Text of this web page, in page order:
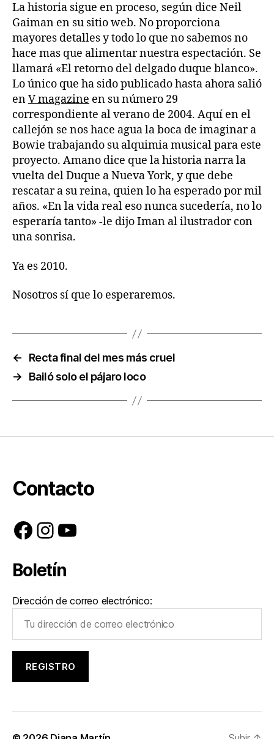
La historia sigue en proceso, según dice Neil
Gaiman en su sitio web. No proporciona
mayores detalles y todo lo que no sabemos no
hace mas que alimentar nuestra espectación. Se
llamará «El retorno del delgado duque blanco».
Lo único que ha sido publicado hasta ahora salió
enV magazine en su número 29
correspondiente al verano de 2004. Aquí en el
callejón se nos hace agua la boca de imaginar a
Bowie trabajando su alquimia musical para este
proyecto. Amano dice que la historia narra la
vuelta del Duque a Nueva York, y que debe
rescatar a su reina, quien lo ha esperado por mil
años. «En la vida real eso nunca sucedería, no lo
esperaría tanto» -le dijo Iman al ilustrador con
una sonrisa.
Ya es 2010.
Nosotros sí que lo esperaremos.
←
Recta final del mes más cruel
→
Bailó solo el pájaro loco
Contacto
Facebook
Instagram
YouTube
Boletín
Dirección de correo electrónico: